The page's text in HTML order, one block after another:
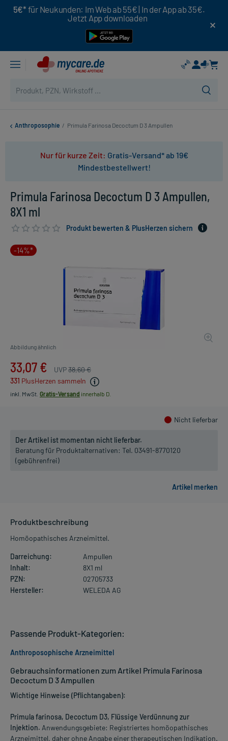
5€* für Neukunden: Im Web ab 55€ | In der App ab 35€.
Jetzt App downloaden
Anthroposophie / Primula Farinosa Decoctum D 3 Ampullen
Nur für kurze Zeit: Gratis-Versand* ab 19€
Mindestbestellwert!
Primula Farinosa Decoctum D 3 Ampullen,
8X1 ml
Produkt bewerten & PlusHerzen sichern
-14%*
Abbildung ähnlich
33,07 € UVP38,60 €
331 PlusHerzen sammeln
inkl. MwSt. Gratis-Versand innerhalb D.
Nicht lieferbar
Der Artikel ist momentan nicht lieferbar.
Beratung für Produktalternativen: Tel. 03491-8770120
(gebührenfrei)
Produktbeschreibung
Homöopathisches Arzneimittel.
Darreichung:
Ampullen
Inhalt:
8X1 ml
PZN:
02705733
Hersteller:
WELEDA AG
Gebrauchsinformationen zum Artikel Primula Farinosa
Decoctum D 3 Ampullen
Wichtige Hinweise (Pflichtangaben):
Primula farinosa, Decoctum D3, Flüssige Verdünnung zur
Injektion. Anwendungsgebiete: Registriertes homöopathisches
Arzneimittel, daher ohne Angabe einer therapeutischen Indikation.
Passende Produkt-Kategorien:
Anthroposophische Arzneimittel